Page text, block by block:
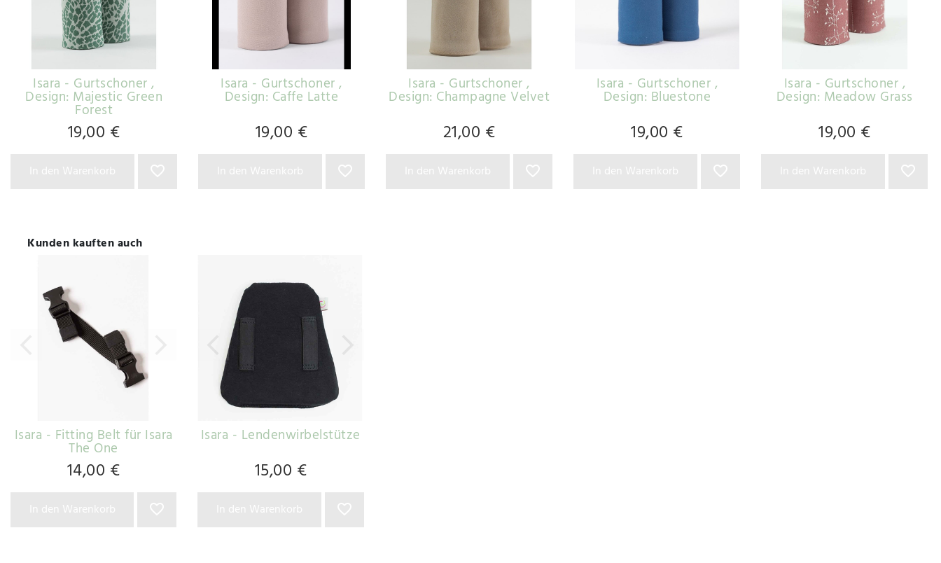
Isara - Gurtschoner,
Design: Majestic Green
Forest
19,00 €
Isara - Gurtschoner,
Design: Caffe Latte
19,00 €
Isara - Gurtschoner,
Design: Champagne Velvet
21,00 €
Isara - Gurtschoner ,
Design: Bluestone
19,00 €
Isara - Gurtschoner ,
Design: Meadow Grass
19,00 €
Kunden kauften auch
Isara - Fitting Belt für Isara
The One
14,00 €
Isara - Lendenwirbelstütze
15,00 €